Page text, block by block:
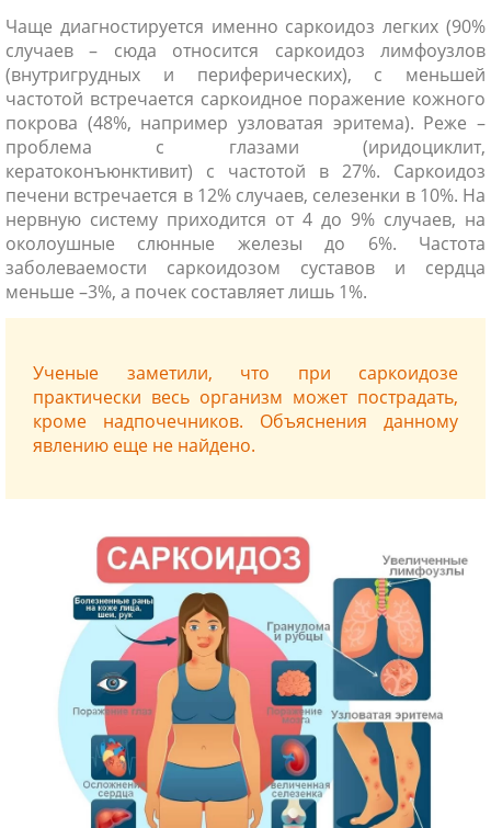
Чаще диагностируется именно саркоидоз легких (90%
случаев – сюда относится саркоидоз лимфоузлов
(внутригрудных и периферических), с меньшей
частотой встречается саркоидное поражение кожного
покрова (48%, например узловатая эритема). Реже –
проблема с глазами (иридоциклит,
кератоконъюнктивит) с частотой в 27%. Саркоидоз
печени встречается в 12% случаев, селезенки в 10%. На
нервную систему приходится от 4 до 9% случаев, на
околоушные слюнные железы до 6%. Частота
заболеваемости саркоидозом суставов и сердца
меньше –3%, а почек составляет лишь 1%.
Ученые заметили, что при саркоидозе
практически весь организм может пострадать,
кроме надпочечников. Объяснения данному
явлению еще не найдено.